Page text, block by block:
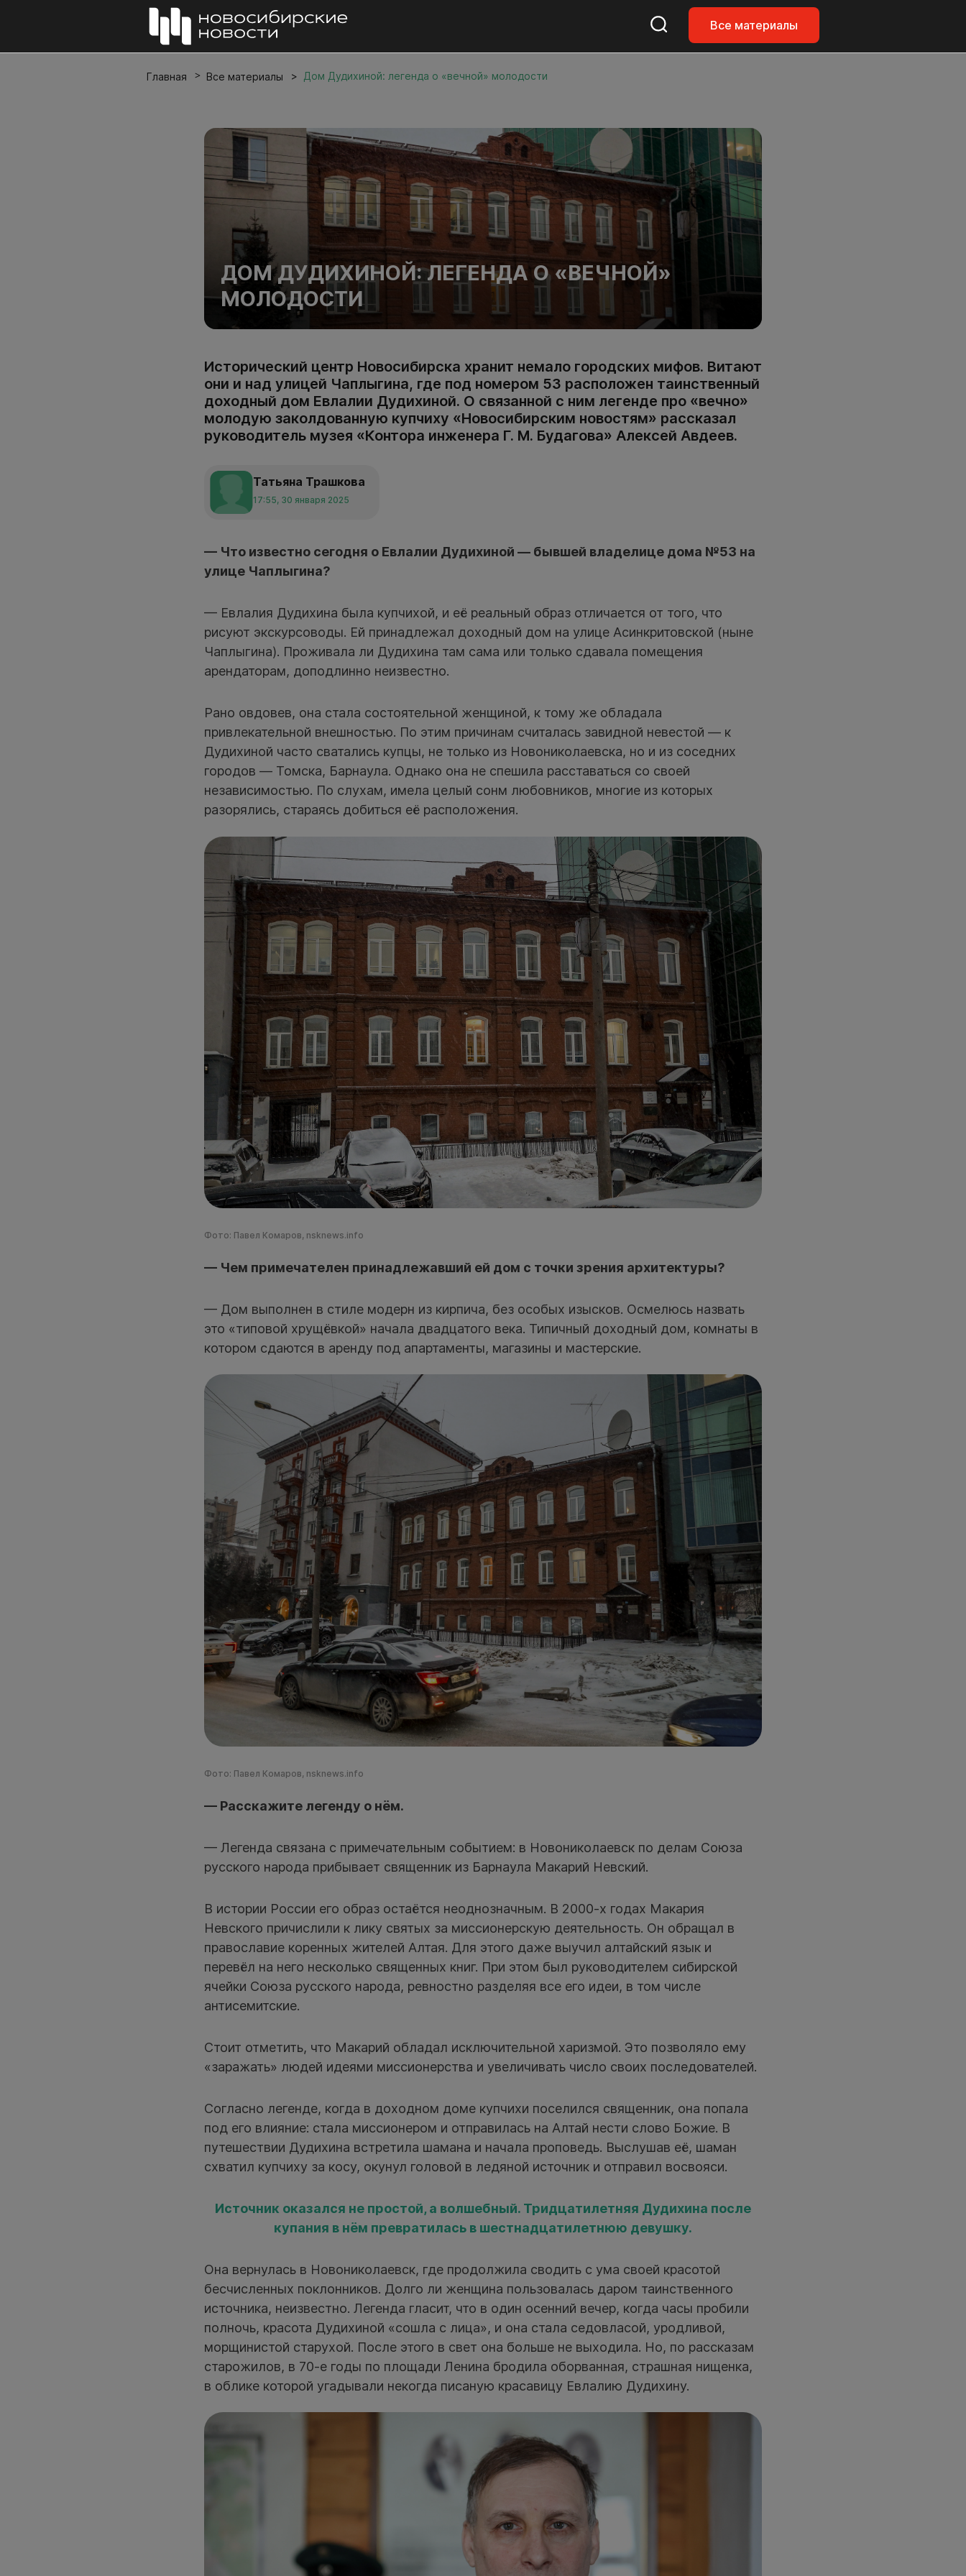
Все материалы
Главная Все материалы Дом Дудихиной: легенда о «вечной» молодости
ДОМ ДУДИХИНОЙ: ЛЕГЕНДА О «ВЕЧНОЙ»
МОЛОДОСТИ
Исторический центр Новосибирска хранит немало городских мифов. Витают
они и над улицей Чаплыгина, где под номером 53 расположен таинственный
доходный дом Евлалии Дудихиной. О связанной с ним легенде про «вечно»
молодую заколдованную купчиху «Новосибирским новостям» рассказал
руководитель музея «Контора инженера Г. М. Будагова» Алексей Авдеев.
Татьяна Трашкова
17:55, 30 января 2025
— Что известно сегодня о Евлалии Дудихиной — бывшей владелице дома №53 на
улице Чаплыгина?
— Евлалия Дудихина была купчихой, и её реальный образ отличается от того, что
рисуют экскурсоводы. Ей принадлежал доходный дом на улице Асинкритовской (ныне
Чаплыгина). Проживала ли Дудихина там сама или только сдавала помещения
арендаторам, доподлинно неизвестно.
Рано овдовев, она стала состоятельной женщиной, к тому же обладала
привлекательной внешностью. По этим причинам считалась завидной невестой — к
Дудихиной часто сватались купцы, не только из Новониколаевска, но и из соседних
городов — Томска, Барнаула. Однако она не спешила расставаться со своей
независимостью. По слухам, имела целый сонм любовников, многие из которых
разорялись, стараясь добиться её расположения.
Фото: Павел Комаров, nsknews.info
— Чем примечателен принадлежавший ей дом с точки зрения архитектуры?
— Дом выполнен в стиле модерн из кирпича, без особых изысков. Осмелюсь назвать
это «типовой хрущёвкой» начала двадцатого века. Типичный доходный дом, комнаты в
котором сдаются в аренду под апартаменты, магазины и мастерские.
Фото: Павел Комаров, nsknews.info
— Расскажите легенду о нём.
— Легенда связана с примечательным событием: в Новониколаевск по делам Союза
русского народа прибывает священник из Барнаула Макарий Невский.
В истории России его образ остаётся неоднозначным. В 2000-х годах Макария
Невского причислили к лику святых за миссионерскую деятельность. Он обращал в
православие коренных жителей Алтая. Для этого даже выучил алтайский язык и
перевёл на него несколько священных книг. При этом был руководителем сибирской
ячейки Союза русского народа, ревностно разделяя все его идеи, в том числе
антисемитские.
Стоит отметить, что Макарий обладал исключительной харизмой. Это позволяло ему
«заражать» людей идеями миссионерства и увеличивать число своих последователей.
Согласно легенде, когда в доходном доме купчихи поселился священник, она попала
под его влияние: стала миссионером и отправилась на Алтай нести слово Божие. В
путешествии Дудихина встретила шамана и начала проповедь. Выслушав её, шаман
схватил купчиху за косу, окунул головой в ледяной источник и отправил восвояси.
Источник оказался не простой, а волшебный. Тридцатилетняя Дудихина после
купания в нём превратилась в шестнадцатилетнюю девушку.
Она вернулась в Новониколаевск, где продолжила сводить с ума своей красотой
бесчисленных поклонников. Долго ли женщина пользовалась даром таинственного
источника, неизвестно. Легенда гласит, что в один осенний вечер, когда часы пробили
полночь, красота Дудихиной «сошла с лица», и она стала седовласой, уродливой,
морщинистой старухой. После этого в свет она больше не выходила. Но, по рассказам
старожилов, в 70-е годы по площади Ленина бродила оборванная, страшная нищенка,
в облике которой угадывали некогда писаную красавицу Евлалию Дудихину.